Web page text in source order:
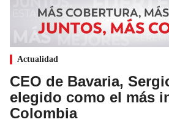
Actualidad
CEO de Bavaria,
elegido como el más
Colombia